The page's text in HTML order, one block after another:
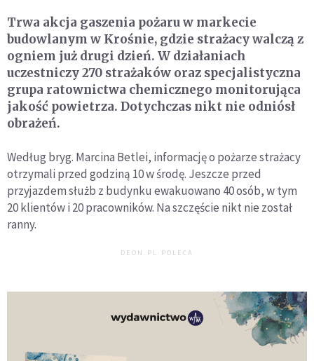
Trwa akcja gaszenia pożaru w markecie
budowlanym w Krośnie, gdzie strażacy walczą z
ogniem już drugi dzień. W działaniach
uczestniczy 270 strażaków oraz specjalistyczna
grupa ratownictwa chemicznego monitorująca
jakość powietrza. Dotychczas nikt nie odniósł
obrażeń.
Według bryg. Marcina Betlei, informację o pożarze strażacy
otrzymali przed godziną 10 w środę. Jeszcze przed
przyjazdem służb z budynku ewakuowano 40 osób, w tym
20 klientów i 20 pracowników. Na szczęście nikt nie został
ranny.
DEON.PL POLECA